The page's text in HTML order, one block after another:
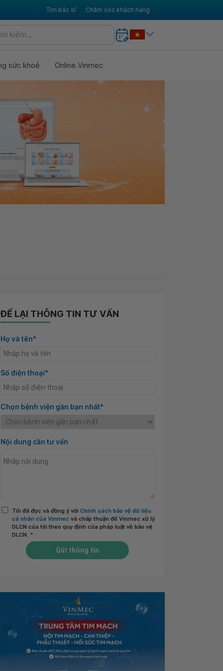
Tìm bác sĩ Chăm sóc khách hàng
sức khoẻ Online.Vinmec
ĐỂ LẠI THÔNG TIN TƯ VẤN
Họ và tên*
Số điện thoại*
Chọn bệnh viện gần bạn nhất*
Nội dung cần tư vấn
Tôi đã đọc và đồng ý với Chính sách bảo vệ dữ liệu
cá nhân của Vinmec và chấp thuận để Vinmec xử lý
DLCN của tôi theo quy định của pháp luật về bảo vệ
DLCN. *
Gửi thông tin